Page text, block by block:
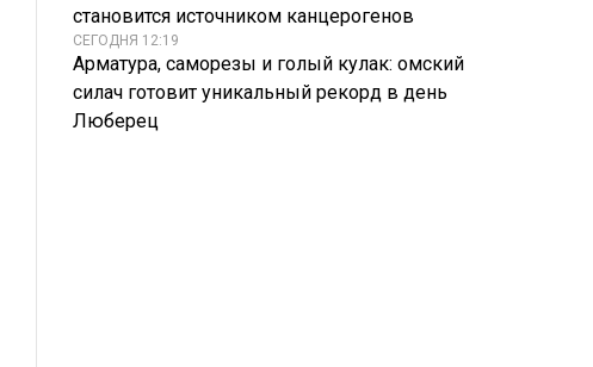
становится источником канцерогенов
СЕГОДНЯ 12:19
Арматура, саморезы и голый кулак: омский
силач готовит уникальный рекорд в день
Люберец